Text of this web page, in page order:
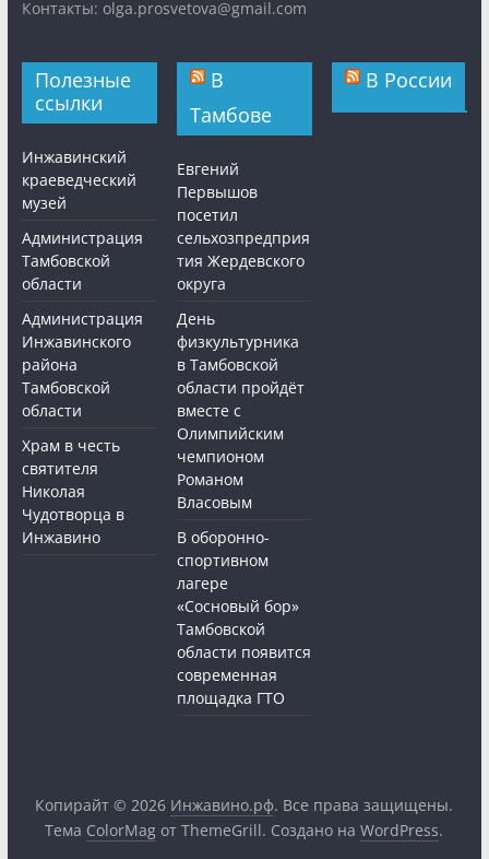
Контакты: olga.prosvetova@gmail.com
Полезные
ссылки
Инжавинский
краеведческий
музей
Администрация
Тамбовской
области
Администрация
Инжавинского
района
Тамбовской
области
Храм в честь
святителя
Николая
Чудотворца в
Инжавино
В
Тамбове
Евгений
Первышов
посетил
сельхозпредприя
тия Жердевского
округа
День
физкультурника
в Тамбовской
области пройдёт
вместе с
Олимпийским
чемпионом
Романом
Власовым
В оборонно-
спортивном
лагере
«Сосновый бор»
Тамбовской
области появится
современная
площадка ГТО
В России
Копирайт © 2026 Инжавино.рф. Все права защищены.
Тема ColorMag от ThemeGrill. Создано наWordPress.